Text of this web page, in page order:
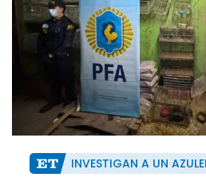
INVESTIGAN A UN